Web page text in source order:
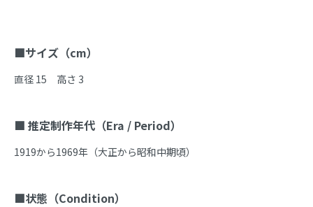
商品説明
■サイズ（cm）
直径 15　高さ 3
■ 推定制作年代（Era / Period）
1919から1969年（大正から昭和中期頃）
■状態（Condition）